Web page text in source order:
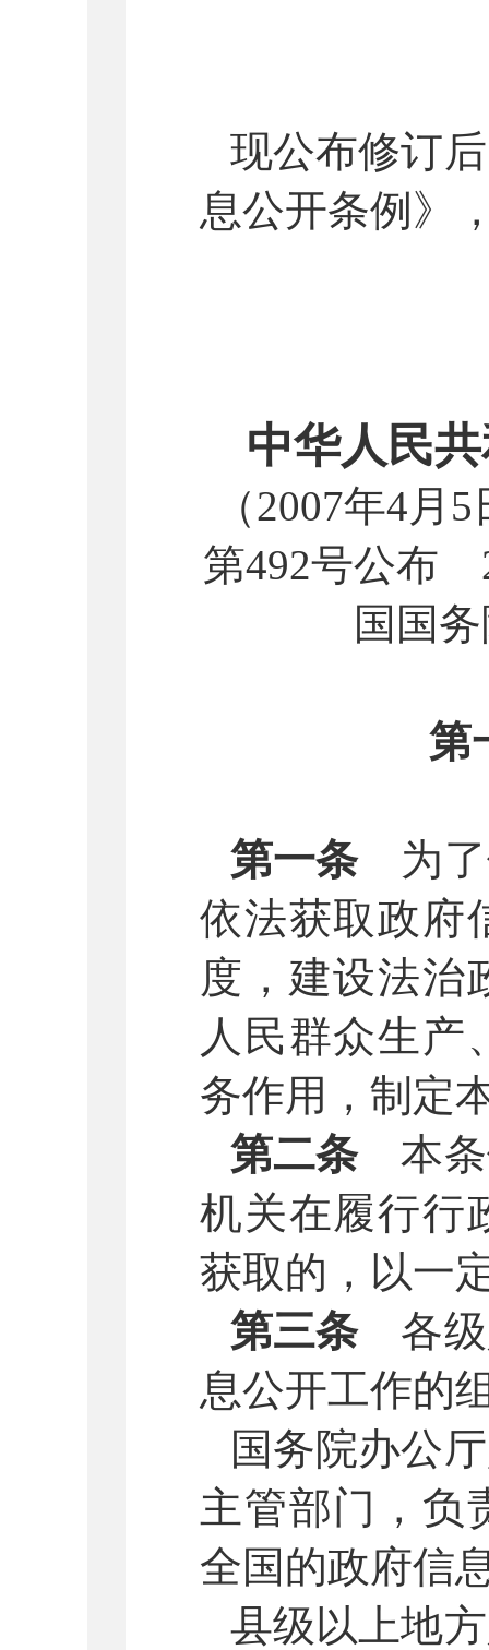
现公布修订
息公开条例》
中华人民
（2007年4月
第492号公布
国国
第一条为了
依法获取政府
度，建设法治
人民群众生产
务作用，制定
第二条本
机关在履行行
获取的，以一
第三条各级
息公开工作的
国务院办公
主管部门，负
全国的政府信
县级以上地